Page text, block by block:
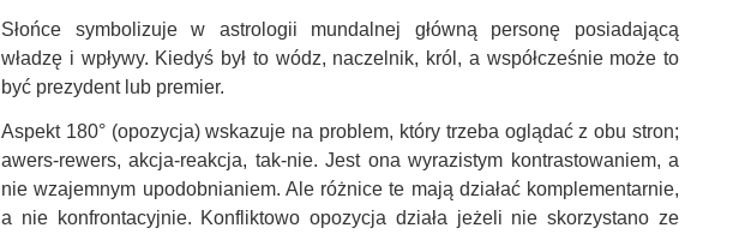
Słońce symbolizuje w astrologii mundalnej główną personę posiadającą
władzę i wpływy. Kiedyś był to wódz, naczelnik, król, a współcześnie może to
być prezydent lub premier.
Aspekt 180° (opozycja) wskazuje na problem, który trzeba oglądać z obu stron;
awers-rewers, akcja-reakcja, tak-nie. Jest ona wyrazistym kontrastowaniem, a
nie wzajemnym upodobnianiem. Ale różnice te mają działać komplementarnie,
a nie konfrontacyjnie. Konfliktowo opozycja działa jeżeli nie skorzystano ze